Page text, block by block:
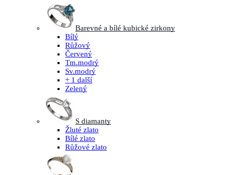
Barevné a bílé kubické zirkony
Bílý
Růžový
Červený
Tm.modrý
Sv.modrý
+ 1 další
Zelený
S diamanty
Žluté zlato
Bílé zlato
Růžové zlato